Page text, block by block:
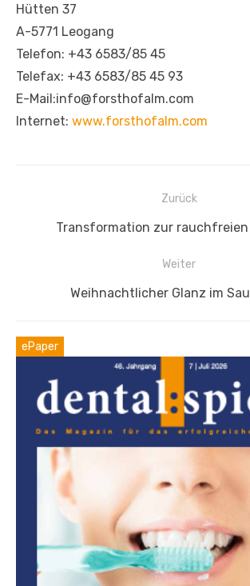
Hütten 37
A-5771 Leogang
Telefon: +43 6583/85 45
Telefax: +43 6583/85 45 93
E-Mail:info@forsthofalm.com
Internet: www.forsthofalm.com
Beitragsnavigation
Zurück
Vorheriger
Transformation zur
Weiter
Nächster
Weihnachtlicher Glanz im
ePaper